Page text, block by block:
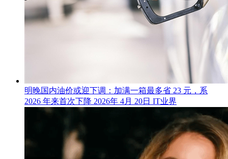
明晚国内油价或迎下调：加满一箱最多省 23 元，系
2026 年来首次下降 2026年 4月 20日 IT业界